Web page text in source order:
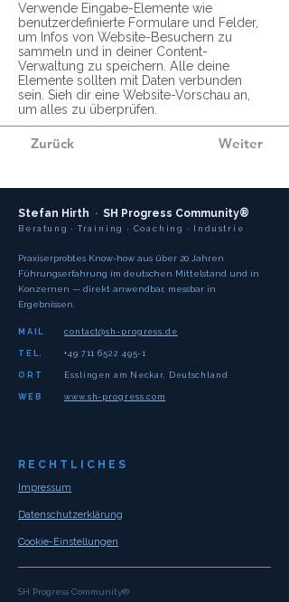
Verwende Eingabe-Elemente wie
benutzerdefinierte Formulare und Felder,
um Infos von Website-Besuchern zu
sammeln und in deiner Content-
Verwaltung zu speichern. Alle deine
Elemente sollten mit Daten verbunden
sein. Sieh dir eine Website-Vorschau an,
um alles zu überprüfen.
Zurück Weiter
Stefan Hirth · SH Progress Community®
Beratung · Training · Coaching · Industrie
Praxiserprobtes Know-how aus über 20 Jahren
Führungserfahrung im deutschen Mittelstand und in
Konzernen — direkt anwendbar, messbar in
Ergebnissen.
MAIL
TEL.
ORT
WEB
contact@sh-progress.de
+49 711 6522 495-1
Esslingen am Neckar, Deutschland
www.sh-progress.com
RECHTLICHES
Impressum
Datenschutzerklärung
Cookie-Einstellungen
SH Progress Community®